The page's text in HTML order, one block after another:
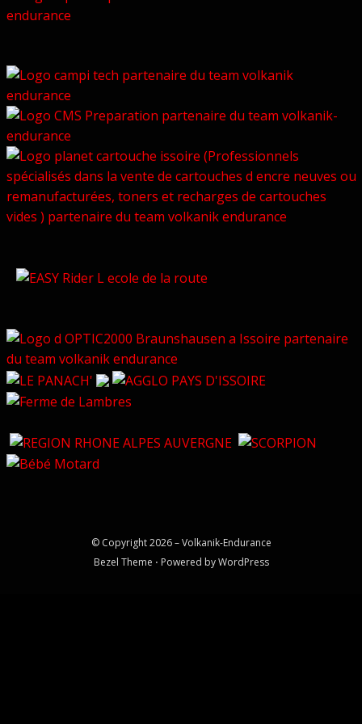
© Copyright 2026 –Volkanik-Endurance
Bezel Theme ⋅ Powered byWordPress